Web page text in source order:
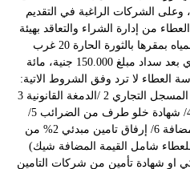
وعلى الشركات الراغبة في التقديم
من إدارة الشراء والتعاقد بهيئة
الطرق والجسور و مصارف المياه بمقرها بالثورة الحارة 20 غرب
محطة وقود النيل شارع الوادي بعد سداد مبلغ 150.000 جنية، مائة
العطاء لا ترد وفق الشروط الاتية:
1/ إرفاق شهادة التسجيل من المسجل التجاري 2 /الدمغة القانونية 3
/شهادة إبراء ذمة من الزكاة 4/ شهادة خلو طرف من الضرائب 5/
شهادة تسجيل على القيمة المضافة 6/ إرفاق تامين مبدئي 2% من
شامل القيمة المضافة شيك)
شهادة تأمين من شركات التامين